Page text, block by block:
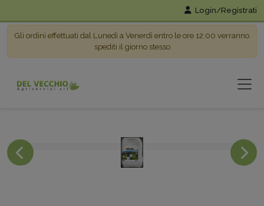
Login/Registrati
Gli ordini effettuati dal Lunedì a Venerdì entro le ore 12:00 verranno
spediti il giorno stesso